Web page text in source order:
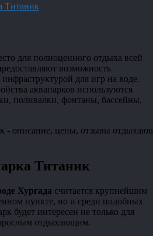
Титаник
для полноценного отдыха всей
возможность
инфраструктурой для игр на воде.
аквапарков используются
поливалки, фонтаны, бассейны,
Титаник
Хургада считается крупнейшим
пункте, но и среди подобных
будет интересен не только для
отдыхающим.